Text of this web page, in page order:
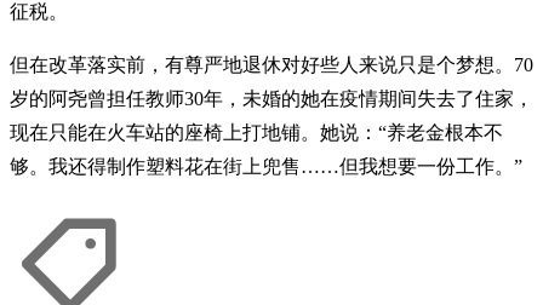
征税。
但在改革落实前，有尊严地退休对好些人来说只是个梦想。70
岁的阿尧曾担任教师30年，未婚的她在疫情期间失去了住家，
现在只能在火车站的座椅上打地铺。她说：“养老金根本不
够。我还得制作塑料花在街上兜售……但我想要一份工作。”